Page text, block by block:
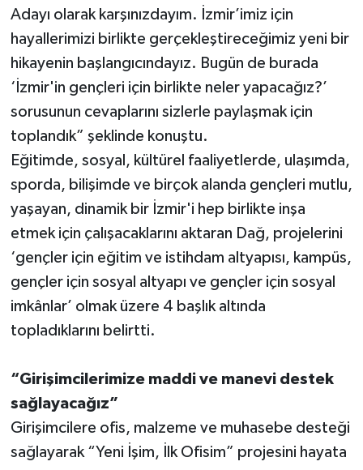
Adayı olarak karşınızdayım. İzmir’imiz için
hayallerimizi birlikte gerçekleştireceğimiz yeni bir
hikayenin başlangıcındayız. Bugün de burada
‘İzmir'in gençleri için birlikte neler yapacağız?’
sorusunun cevaplarını sizlerle paylaşmak için
toplandık” şeklinde konuştu.
Eğitimde, sosyal, kültürel faaliyetlerde, ulaşımda,
sporda, bilişimde ve birçok alanda gençleri mutlu,
yaşayan, dinamik bir İzmir'i hep birlikte inşa
etmek için çalışacaklarını aktaran Dağ, projelerini
‘gençler için eğitim ve istihdam altyapısı, kampüs,
gençler için sosyal altyapı ve gençler için sosyal
imkânlar’ olmak üzere 4 başlık altında
topladıklarını belirtti.
“Girişimcilerimize maddi ve manevi destek
sağlayacağız”
Girişimcilere ofis, malzeme ve muhasebe desteği
sağlayarak “Yeni İşim, İlk Ofisim” projesini hayata